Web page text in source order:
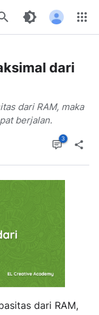
dari
dari RAM, maka
berjalan.
dari RAM,